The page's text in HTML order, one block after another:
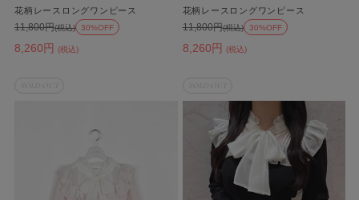
花柄レースロングワンピース
8,260円 (税込)
11,800円(税込) 30%OFF
花柄レースロングワンピース
8,260円 (税込)
11,800円(税込) 30%OFF